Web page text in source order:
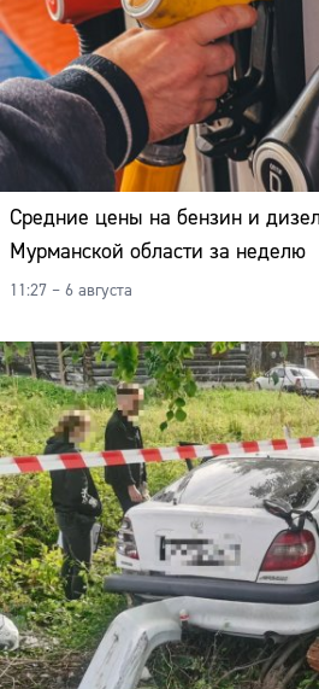
Средние цены на бензин и
Мурманской области за неделю
11:27 – 6 августа